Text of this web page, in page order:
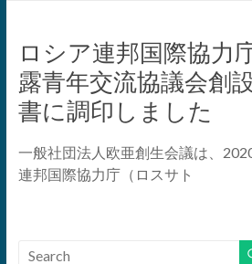
ロシア連邦国際協力
露青年交流協議会創
書に調印しました
一般社団法人欧亜創生会議は、
連邦国際協力庁（ロスサト